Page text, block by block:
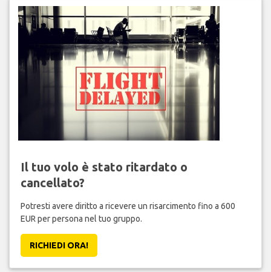
Il tuo volo è stato ritardato o
cancellato?
Potresti avere diritto a ricevere un risarcimento fino a 600
EUR per persona nel tuo gruppo.
RICHIEDI ORA!